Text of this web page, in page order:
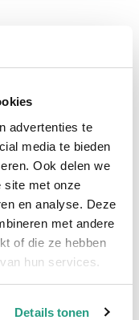
advertenties te
media te bieden
Ook delen we
site met onze
en analyse. Deze
met andere
of die ze hebben
hun services.
Details tonen
2"
RVS